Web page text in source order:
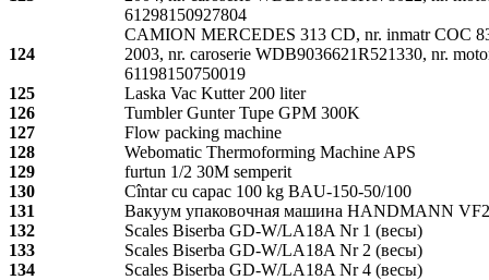
61298150927804
124
CAMION MERCEDES 313 CD, nr. inmatr COC
2003, nr. caroserie WDB9036621R521330, nr.
61198150750019
125
Laska Vac Kutter 200 liter
126
Tumbler Gunter Tupe GPM 300K
127
Flow packing machine
128
Webomatic Thermoforming Machine APS
129
furtun 1/2 30M semperit
130
Cîntar cu capac 100 kg BAU-150-50/100
131
Вакуум упаковочная машина HANDMANN
132
Scales Biserba GD-W/LA18A Nr 1 (весы)
133
Scales Biserba GD-W/LA18A Nr 2 (весы)
134
Scales Biserba GD-W/LA18A Nr 4 (весы)